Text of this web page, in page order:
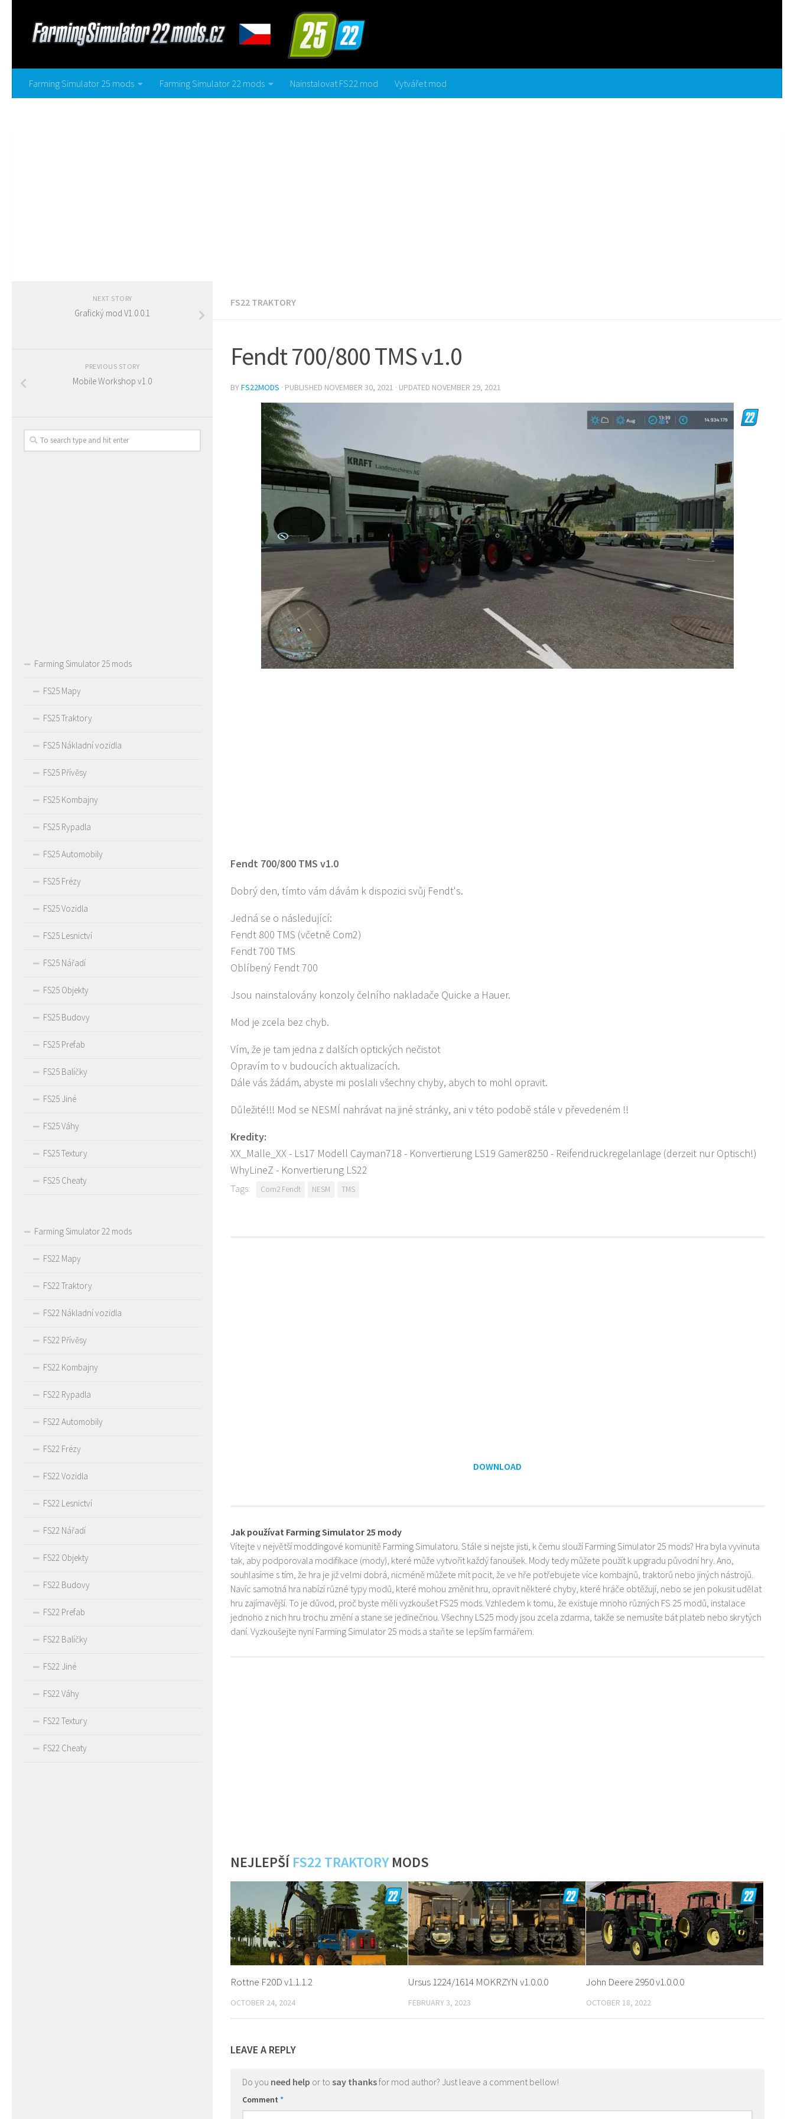
Farming Simulator 25 mods Farming Simulator 22 mods Nainstalovat FS22 mod Vytvářet mod
FS22 TRAKTORY
Fendt 700/800 TMS v1.0
BYFS22MODS · PUBLISHED NOVEMBER 30, 2021 · UPDATED NOVEMBER 29, 2021
Fendt 700/800 TMS v1.0
Dobrý den, tímto vám dávám k dispozici svůj Fendt's.
Jedná se o následující:
Fendt 800 TMS (včetně Com2)
Fendt 700 TMS
Oblíbený Fendt 700
Jsou nainstalovány konzoly čelního nakladače Quicke a Hauer.
Mod je zcela bez chyb.
Vím, že je tam jedna z dalších optických nečistot
Opravím to v budoucích aktualizacích.
Dále vás žádám, abyste mi poslali všechny chyby, abych to mohl opravit.
Důležité!!! Mod se NESMÍ nahrávat na jiné stránky, ani v této podobě stále v převedeném !!
Kredity:
XX_Malle_XX - Ls17 Modell Cayman718 - Konvertierung LS19 Gamer8250 - Reifendruckregelanlage (derzeit nur Optisch!)
WhyLineZ - Konvertierung LS22
Tags: Com2 Fendt NESM TMS
DOWNLOAD
Jak používat Farming Simulator 25 mody
Vítejte v největší moddingové komunitě Farming Simulatoru. Stále si nejste jisti, k čemu slouží Farming Simulator 25 mods? Hra byla vyvinuta
tak, aby podporovala modifikace (mody), které může vytvořit každý fanoušek. Mody tedy můžete použít k upgradu původní hry. Ano,
souhlasíme s tím, že hra je již velmi dobrá, nicméně můžete mít pocit, že ve hře potřebujete více kombajnů, traktorů nebo jiných nástrojů.
Navíc samotná hra nabízí různé typy modů, které mohou změnit hru, opravit některé chyby, které hráče obtěžují, nebo se jen pokusit udělat
hru zajímavější. To je důvod, proč byste měli vyzkoušet FS25 mods. Vzhledem k tomu, že existuje mnoho různých FS 25 modů, instalace
jednoho z nich hru trochu změní a stane se jedinečnou. Všechny LS25 mody jsou zcela zdarma, takže se nemusíte bát plateb nebo skrytých
daní. Vyzkoušejte nyní Farming Simulator 25 mods a staňte se lepším farmářem.
NEJLEPŠÍ FS22 TRAKTORYMODS
Rottne F20D v1.1.1.2
OCTOBER 24, 2024
Ursus 1224/1614 MOKRZYN v1.0.0.0
FEBRUARY 3, 2023
John Deere 2950 v1.0.0.0
OCTOBER 18, 2022
LEAVE A REPLY
Do you need help or to say thanksfor mod author? Just leave a comment bellow!
Comment *
NEXT STORY
Grafický mod V1.0.0.1
PREVIOUS STORY
Mobile Workshop v1.0
Farming Simulator 25 mods
FS25 Mapy
FS25 Traktory
FS25 Nákladní vozidla
FS25 Přívěsy
FS25 Kombajny
FS25 Rypadla
FS25 Automobily
FS25 Frézy
FS25 Vozidla
FS25 Lesnictví
FS25 Nářadí
FS25 Objekty
FS25 Budovy
FS25 Prefab
FS25 Balíčky
FS25 Jiné
FS25 Váhy
FS25 Textury
FS25 Cheaty
Farming Simulator 22 mods
FS22 Mapy
FS22 Traktory
FS22 Nákladní vozidla
FS22 Přívěsy
FS22 Kombajny
FS22 Rypadla
FS22 Automobily
FS22 Frézy
FS22 Vozidla
FS22 Lesnictví
FS22 Nářadí
FS22 Objekty
FS22 Budovy
FS22 Prefab
FS22 Balíčky
FS22 Jiné
FS22 Váhy
FS22 Textury
FS22 Cheaty